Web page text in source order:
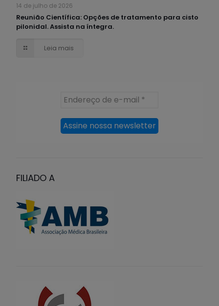
14 de julho de 2026
Reunião Científica: Opções de tratamento para cisto
pilonidal. Assista na íntegra.
Leia mais
FILIADO A